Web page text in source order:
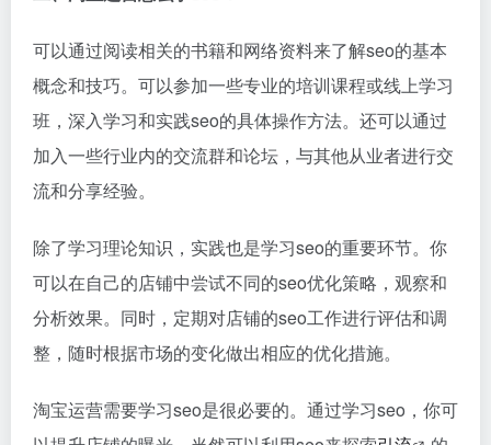
可以通过阅读相关的书籍和网络资料来了解seo的基本
概念和技巧。可以参加一些专业的培训课程或线上学习
班，深入学习和实践seo的具体操作方法。还可以通过
加入一些行业内的交流群和论坛，与其他从业者进行交
流和分享经验。
除了学习理论知识，实践也是学习seo的重要环节。你
可以在自己的店铺中尝试不同的seo优化策略，观察和
分析效果。同时，定期对店铺的seo工作进行评估和调
整，随时根据市场的变化做出相应的优化措施。
淘宝运营需要学习seo是很必要的。通过学习seo ，你可